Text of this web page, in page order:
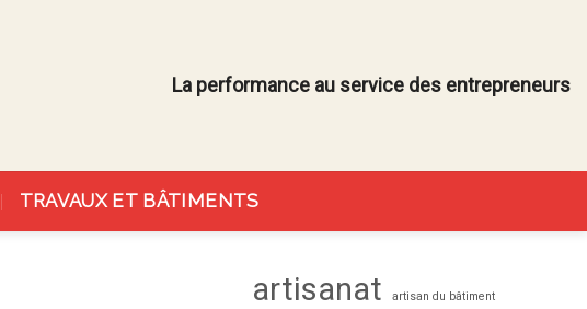
La performance au service des entrepreneurs
TRAVAUX ET BÂTIMENTS
artisanat artisan du bâtiment